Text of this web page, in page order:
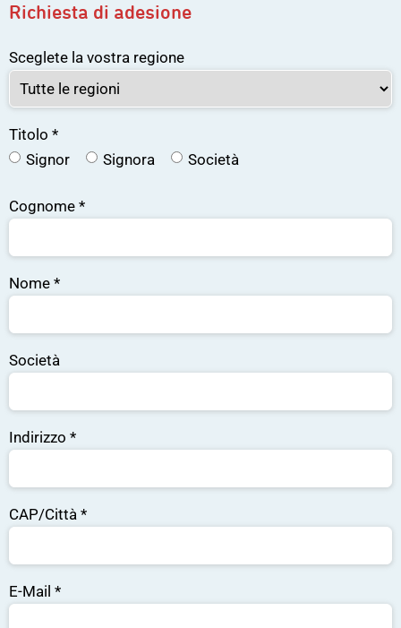
Richiesta di adesione
Sceglete la vostra regione
Titolo *
Signor
Signora Società
Cognome *
Nome *
Società
Indirizzo *
CAP/Città *
E-Mail *